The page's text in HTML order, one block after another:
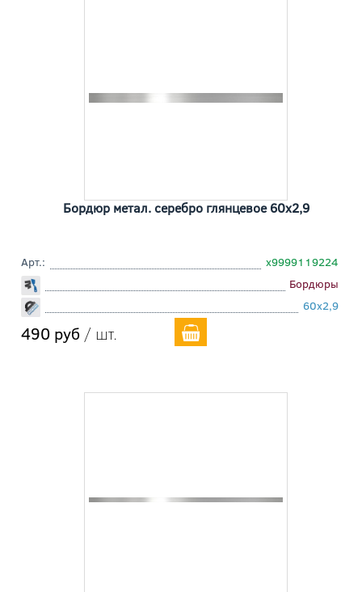
Бордюр метал. серебро глянцевое 60x2,9
Арт.:
х9999119224
Бордюры
60x2,9
490 руб / шт.